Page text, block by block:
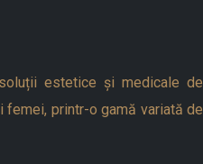
estetice și medicale de
printr-o gamă variată de